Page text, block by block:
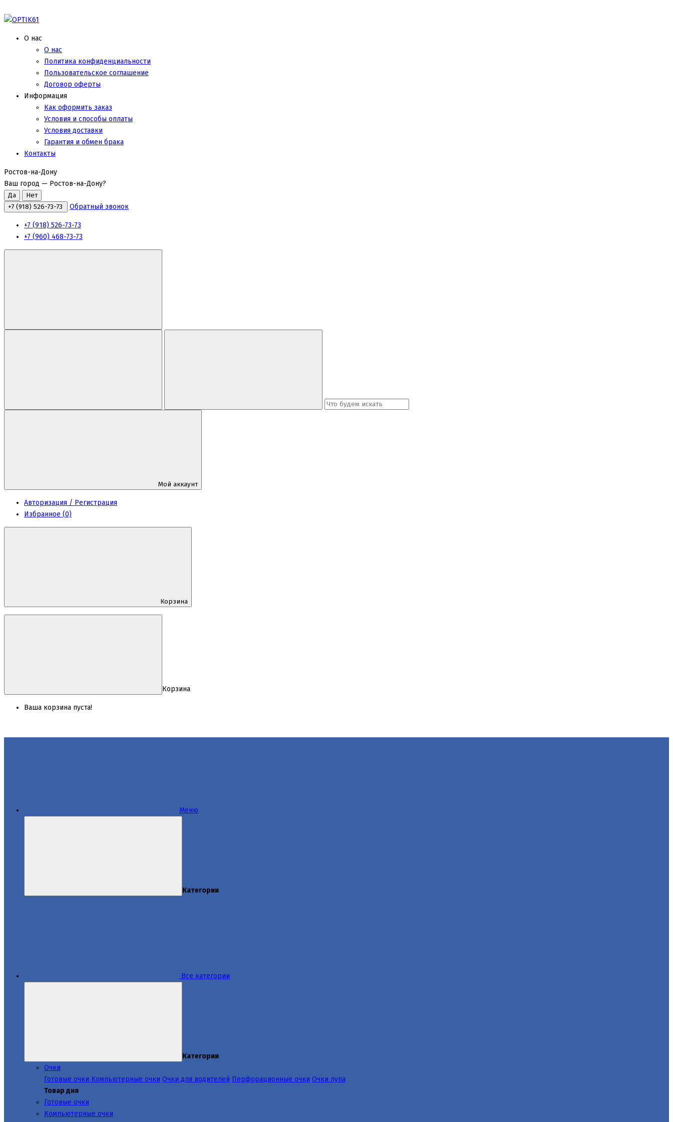
О нас
О нас
Политика конфиденциальности
Пользовательское соглашение
Договор оферты
Информация
Как оформить заказ
Условия и способы оплаты
Условия доставки
Гарантия и обмен брака
Контакты
Ростов-на-Дону
Ваш город — Ростов-на-Дону?
+7 (918) 526-73-73 Обратный звонок
+7 (918) 526-73-73
+7 (960) 468-73-73
Мой аккаунт
Авторизация / Регистрация
Избранное (0)
Корзина
Корзина
Ваша корзина пуста!
Меню
Категории
Все категории
Категории
Очки
Готовые очки Компьютерные очки Очки для водителей Перфорационные очки Очки лупа
Товар дня
Готовые очки
Компьютерные очки